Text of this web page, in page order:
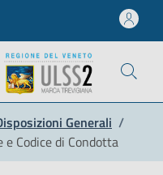
Generali /
e Codice di Condotta